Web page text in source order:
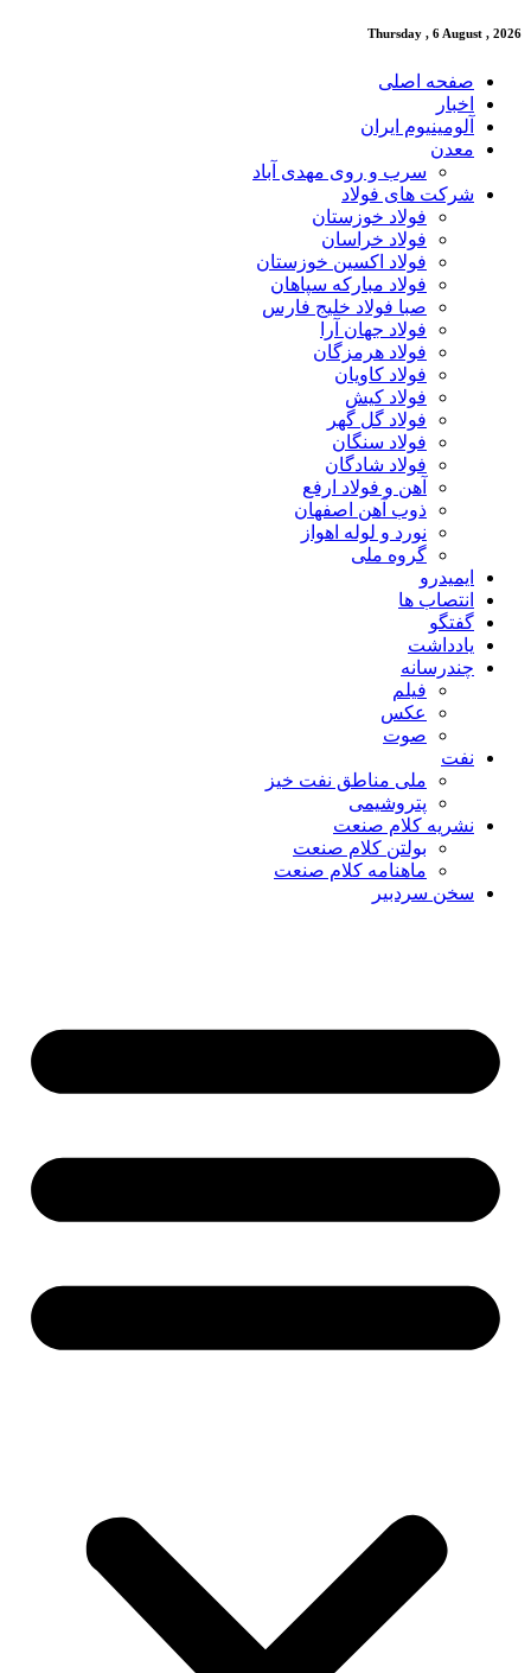
Thursday , 6 August , 2026
صفحه اصلی
اخبار
آلومینیوم ایران
معدن
سرب و روی مهدی آباد
شرکت های فولاد
فولاد خوزستان
فولاد خراسان
فولاد اکسین خوزستان
فولاد مبارکه سپاهان
صبا فولاد خلیج فارس
فولاد جهان آرا
فولاد هرمزگان
فولاد کاویان
فولاد کیش
فولاد گل گهر
فولاد سنگان
فولاد شادگان
آهن و فولاد ارفع
ذوب آهن اصفهان
نورد و لوله اهواز
گروه ملی
ایمیدرو
انتصاب ها
گفتگو
یادداشت
چندرسانه
فیلم
عکس
صوت
نفت
ملی مناطق نفت خیز
پتروشیمی
نشریه کلام صنعت
بولتن کلام صنعت
ماهنامه کلام صنعت
سخن سردبیر